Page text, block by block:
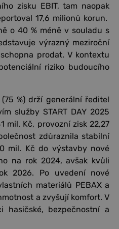
zisku EBIT, tam naopak
17,6 milionů korun.
o 40 % méně v souladu s
výrazný meziroční
prodat. V kontextu
riziko budoucího
%) drží generální ředitel
služby START DAY 2025
mil. Kč, provozní zisk 22,27
zdůraznila stabilní
mil. Kč do výstavby nové
na rok 2024, avšak kvůli
2026. Po uvedení nové
materiálů PEBAX a
a zvyšují komfort. V
hasičské, bezpečnostní a